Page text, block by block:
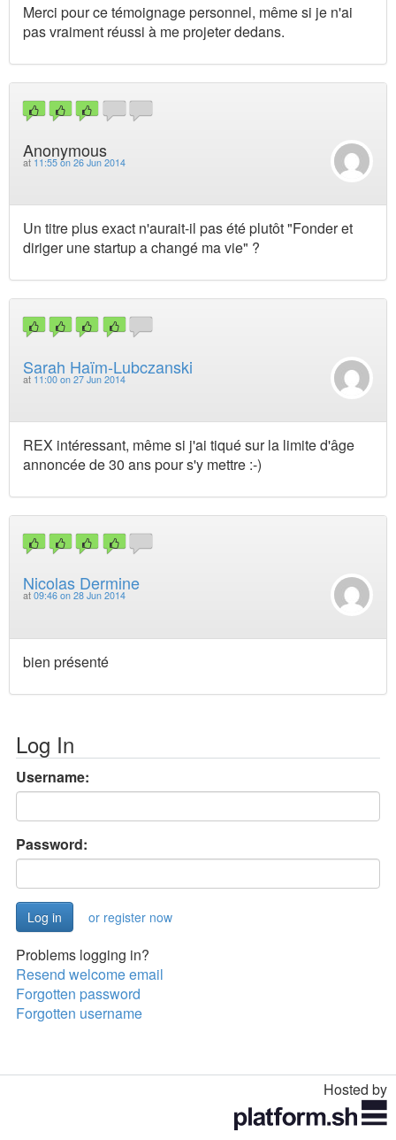
Merci pour ce témoignage personnel, même si je n'ai
pas vraiment réussi à me projeter dedans.
Anonymous
at 11:55 on 26 Jun 2014
Un titre plus exact n'aurait-il pas été plutôt "Fonder et
diriger une startup a changé ma vie" ?
Sarah Haïm-Lubczanski
at 11:00 on 27 Jun 2014
REX intéressant, même si j'ai tiqué sur la limite d'âge
annoncée de 30 ans pour s'y mettre :-)
Nicolas Dermine
at 09:46 on 28 Jun 2014
bien présenté
Log In
Username:
Password:
or register now
Problems logging in?
Resend welcome email
Forgotten password
Forgotten username
Hosted by